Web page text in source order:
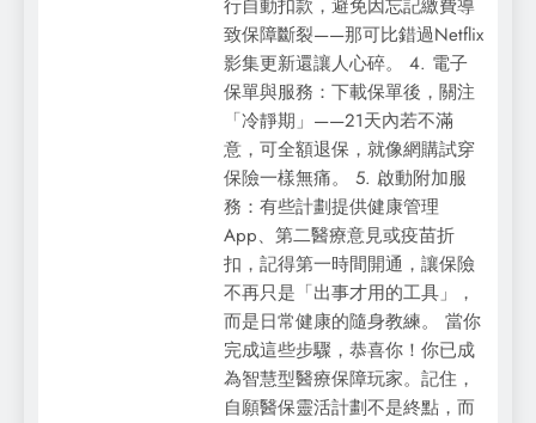
行自動扣款，避免因忘記繳費導
致保障斷裂——那可比錯過Netflix
影集更新還讓人心碎。 4. 電子
保單與服務：下載保單後，關注
「冷靜期」——21天內若不滿
意，可全額退保，就像網購試穿
保險一樣無痛。 5. 啟動附加服
務：有些計劃提供健康管理
App、第二醫療意見或疫苗折
扣，記得第一時間開通，讓保險
不再只是「出事才用的工具」，
而是日常健康的隨身教練。 當你
完成這些步驟，恭喜你！你已成
為智慧型醫療保障玩家。記住，
自願醫保靈活計劃不是終點，而